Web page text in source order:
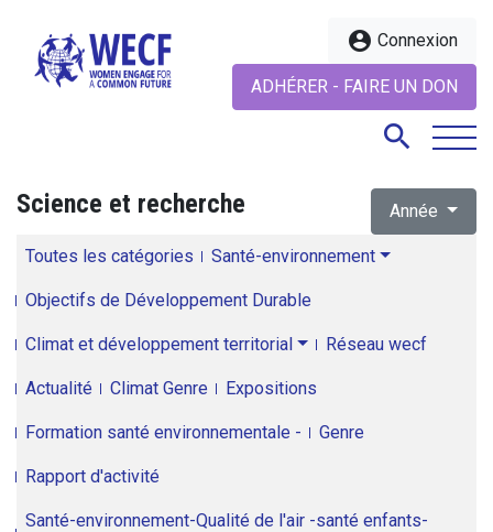
account_circle Connexion
ADHÉRER - FAIRE UN DON
search
Science et recherche Année
Toutes les catégories Santé-environnement
Objectifs de Développement Durable
Climat et développement territorial Réseau wecf
Actualité Climat Genre Expositions
Formation santé environnementale - Genre
Rapport d'activité
Santé-environnement-Qualité de l'air -santé enfants-